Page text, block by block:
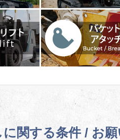
関する条件 / お